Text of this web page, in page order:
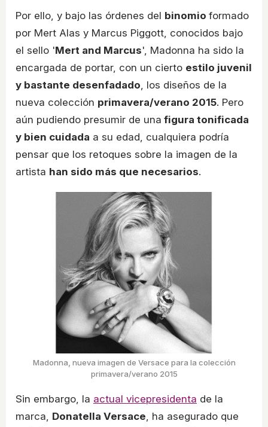
Por ello, y bajo las órdenes del binomio formado
por Mert Alas y Marcus Piggott, conocidos bajo
el sello 'Mert and Marcus', Madonna ha sido la
encargada de portar, con un cierto estilo juvenil
y bastante desenfadado, los diseños de la
nueva colección primavera/verano 2015. Pero
aún pudiendo presumir de una figura tonificada
y bien cuidada a su edad, cualquiera podría
pensar que los retoques sobre la imagen de la
artista han sido más que necesarios.
Madonna, nueva imagen de Versace para la colección
primavera/verano 2015
Sin embargo, la actual vicepresidenta de la
marca, Donatella Versace, ha asegurado que